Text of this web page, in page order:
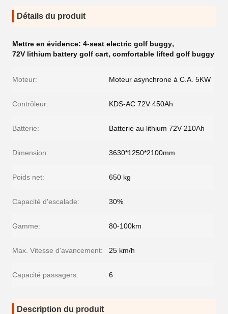
Détails du produit
Mettre en évidence: 4-seat electric golf buggy,
72V lithium battery golf cart, comfortable lifted golf buggy
Moteur: Moteur asynchrone à C.A. 5KW
Contrôleur: KDS-AC 72V 450Ah
Batterie: Batterie au lithium 72V 210Ah
Dimension: 3630*1250*2100mm
Poids net: 650 kg
Capacité d'escalade: 30%
Gamme: 80-100km
Max. Vitesse d'avancement: 25 km/h
Capacité passagers: 6
Description du produit